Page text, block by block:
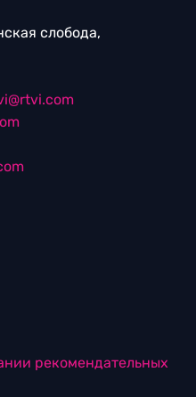
слобода,
рекомендательных